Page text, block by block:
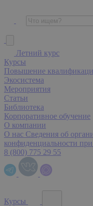
Летний курс
Курсы
Повышение
Экосистема
Мероприятия
Статьи
Библиотека
Корпоративное обучение
О компании
О нас Сведения об
конфиденциальности
8 (800) 775 29 55
Курсы